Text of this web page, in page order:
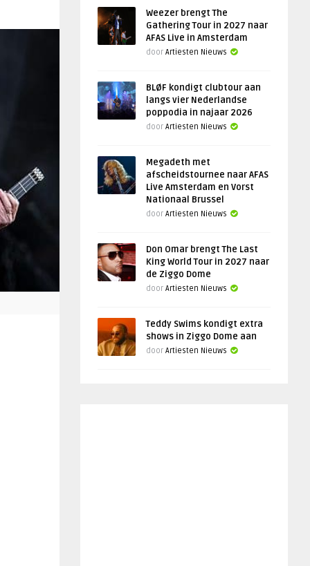
Weezer brengt The
Gathering Tour in 2027 naar
AFAS Live in Amsterdam
door Artiesten Nieuws
BLØF kondigt clubtour aan
langs vier Nederlandse
poppodia in najaar 2026
door Artiesten Nieuws
Megadeth met
afscheidstournee naar AFAS
Live Amsterdam en Vorst
Nationaal Brussel
door Artiesten Nieuws
Don Omar brengt The Last
King World Tour in 2027 naar
de Ziggo Dome
door Artiesten Nieuws
Teddy Swims kondigt extra
shows in Ziggo Dome aan
door Artiesten Nieuws